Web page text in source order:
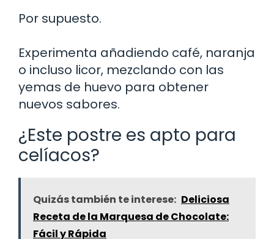
Por supuesto.
Experimenta añadiendo café, naranja
o incluso licor, mezclando con las
yemas de huevo para obtener
nuevos sabores.
¿Este postre es apto para
celíacos?
Quizás también te interese: Deliciosa
Receta de la Marquesa de Chocolate:
Fácil y Rápida